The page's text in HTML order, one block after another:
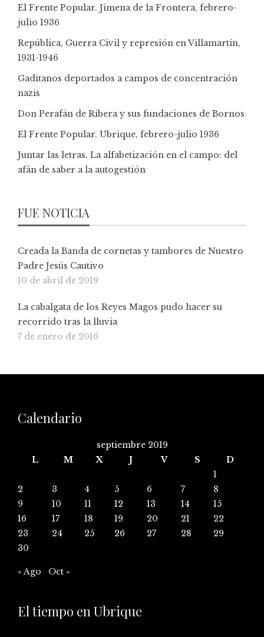
El Frente Popular. Jimena de la Frontera, febrero-
julio 1936
República, Guerra Civil y represión en Villamartín,
1931-1946
Gaditanos deportados a campos de concentración
nazis
Don Perafán de Ribera y sus fundaciones de Bornos
El Frente Popular. Ubrique, febrero-julio 1936
Juntar las letras. La alfabetización en el campo: del
afán de saber a la autogestión
FUE NOTICIA
Creada la Banda de cornetas y tambores de Nuestro
Padre Jesús Cautivo
10 de abril de 2019
La cabalgata de los Reyes Magos pudo hacer su
recorrido tras la lluvia
7 de enero de 2016
Calendario
septiembre 2019
L
M X J V S
D
1
2
3 4 5 6 7
8
9
10 11 12 13 14
15
16
17 18 19 20 21
22
23
24 25 26 27 28
29
30
« Ago Oct »
El tiempo en Ubrique